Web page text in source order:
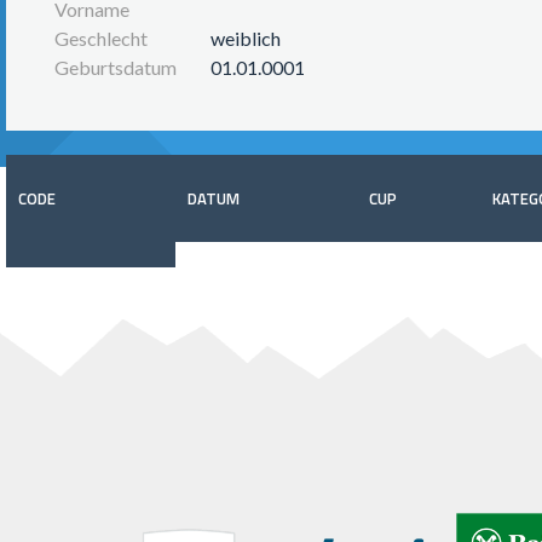
Vorname
Geschlecht
weiblich
Geburtsdatum
01.01.0001
CODE DATUM CUP